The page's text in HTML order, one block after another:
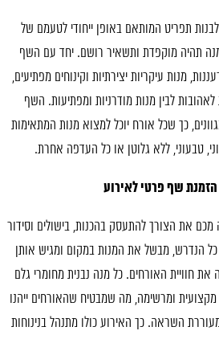
תפריט המותאם באופן ייחודי לטעמם של
תהיה מוקפדת ותשאיר רושם. יחד עם השף
מנות עיקריות יצירתיות וקינוחים מפתיעים,
לבין מנות מודרניות ומפתיעות. השף
כך שכל אורח יוכל למצוא מנות המתאימות
טבעוני, ללא גלוטן או כל העדפה אחרת.
הזמנת שף פרטי לאירוע
את הצורך להתעסק בהכנות, בישולים וסידור
הנדרש, מבשל את המנות במקום ומגיש אותן
חוויית האורחים. כל מנה נבנית מחומרי גלם
מקצועית ומרשימה, מה שמבטיח שהאורחים ייהנו
השראה. כך האירוע כולו מתנהל בנינוחות